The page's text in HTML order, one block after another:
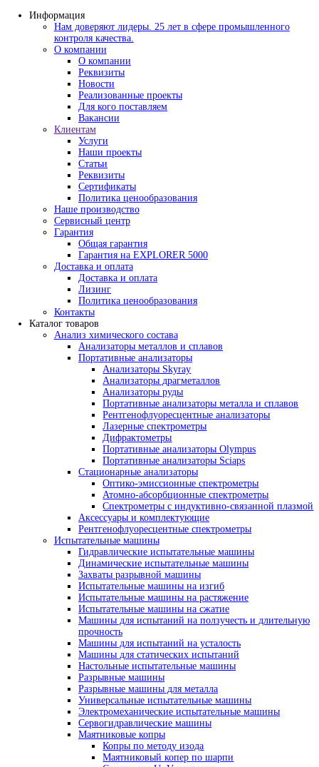
Информация
Нам доверяют лидеры. 25 лет в сфере
контроля качества.
О компании
О компании
Реквизиты
Новости
Реализованные проекты
Для кого поставляем
Вакансии
Клиентам
Услуги
Наши проекты
Статьи
Реквизиты
Сертификаты
Политика ценообразования
Наше производство
Сервисный центр
Гарантия
Общая гарантия
Гарантия на EXPLORER 5000
Доставка и оплата
Доставка и оплата
Лизинг
Политика ценообразования
Контакты
Каталог товаров
Анализ химического состава
Анализаторы металлов и сплавов
Портативные анализаторы
Анализаторы Skyray
Анализаторы драгметаллов
Анализаторы руды
Портативные анализаторы металла и
Рентгенофлуоресцентные анализаторы
Лазерные спектрометры
Дифрактометры
Портативные анализаторы Olympus
Портативные анализаторы Sciaps
Стационарные анализаторы
Оптико-эмиссионные спектрометры
Атомно-абсорбционные спектрометры
Спектрометры с индуктивно-
Аксессуары и комплектующие
Рентгенофлуоресцентные спектрометры
Испытательные машины
Гидравлические испытательные машины
Динамические испытательные машины
Захваты разрывной машины
Испытательные машины на изгиб
Испытательные машины на растяжение
Испытательные машины на сжатие
Машины для испытаний на ползучесть и
прочность
Машины для испытаний на усталость
Машины для статических испытаний